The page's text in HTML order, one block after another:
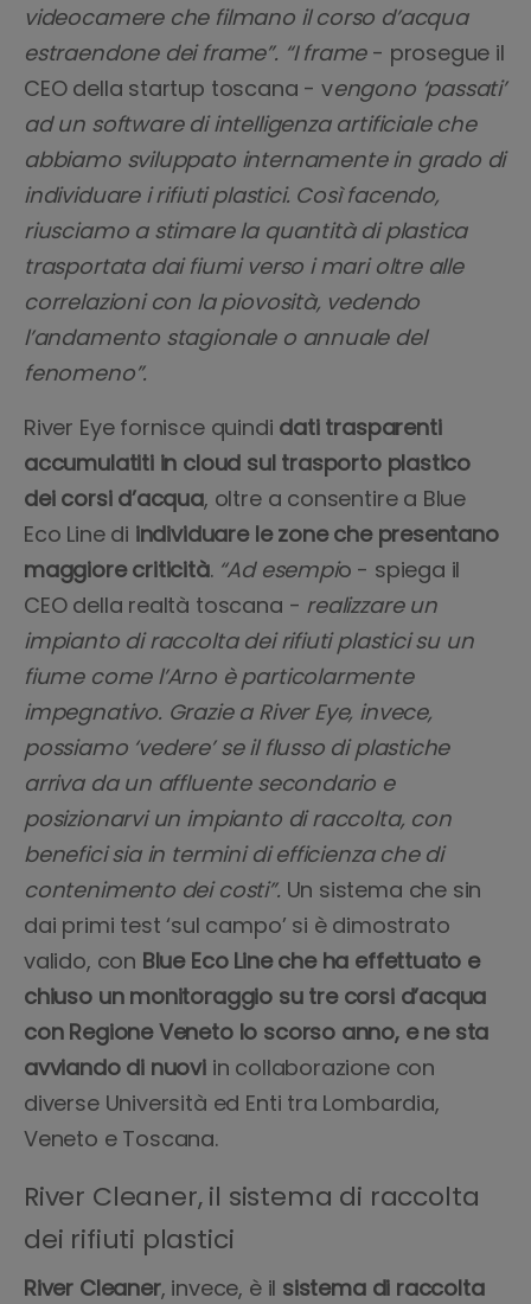
videocamere che filmano il corso d’acqua
estraendone dei frame”. “I frame- prosegue il
CEO della startup toscana - vengono ‘passati’
ad un software di intelligenza artificiale che
abbiamo sviluppato internamente in grado di
individuare i rifiuti plastici. Così facendo,
riusciamo a stimare la quantità di plastica
trasportata dai fiumi verso i mari oltre alle
correlazioni con la piovosità, vedendo
l’andamento stagionale o annuale del
fenomeno”.
River Eye fornisce quindi dati trasparenti
accumulatiti in cloud sul trasporto plastico
dei corsi d’acqua, oltre a consentire a Blue
Eco Line di individuare le zone che presentano
maggiore criticità. “Ad esempio - spiega il
CEO della realtà toscana - realizzare un
impianto di raccolta dei rifiuti plastici su un
fiume come l’Arno è particolarmente
impegnativo. Grazie a River Eye, invece,
possiamo ‘vedere’ se il flusso di plastiche
arriva da un affluente secondario e
posizionarvi un impianto di raccolta, con
benefici sia in termini di efficienza che di
contenimento dei costi”. Un sistema che sin
dai primi test ‘sul campo’ si è dimostrato
valido, con Blue Eco Line che ha effettuato e
chiuso un monitoraggio su tre corsi d’acqua
con Regione Veneto lo scorso anno, e ne sta
avviando di nuovi in collaborazione con
diverse Università ed Enti tra Lombardia,
Veneto e Toscana.
River Cleaner, il sistema di raccolta
dei rifiuti plastici
River Cleaner, invece, è il sistema di raccolta